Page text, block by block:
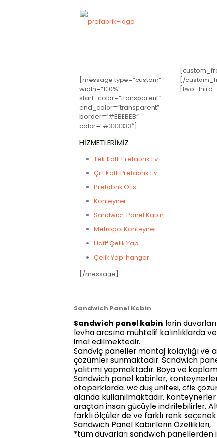
[message type=”custom”
width=”100%”
start_color=”transparent”
end_color=”transparent”
border=”#EBEBEB”
color=”#333333″]
HİZMETLERİMİZ
Tek Katlı Prefabrik Ev
Çift Katlı Prefabrik Ev
Prefabrik Ofis
Konteyner
Sandwich Panel Kabin
Metropol Konteyner
Hafif Çelik Yapı
Çelik Yapı hangar
[/message]
[/
Sandwich Panel Kabin
Sandwich panel kabin lerin
levha arasına mühtelif kalınlıklarda
imal edilmektedir.
Sandviç paneller montaj kolaylığı
çözümler sunmaktadır. Sandwich
yalıtımı yapmaktadır. Boya ve
Sandwich panel kabinler,
otoparklarda, wc duş ünitesi, ofis
alanda kullanılmaktadır.
araçtan insan gücüyle indirilebilirler.
farklı ölçüler de ve farklı renk
Sandwich Panel Kabinlerin Özellikleri,
*tüm duvarları sandwich panellerden